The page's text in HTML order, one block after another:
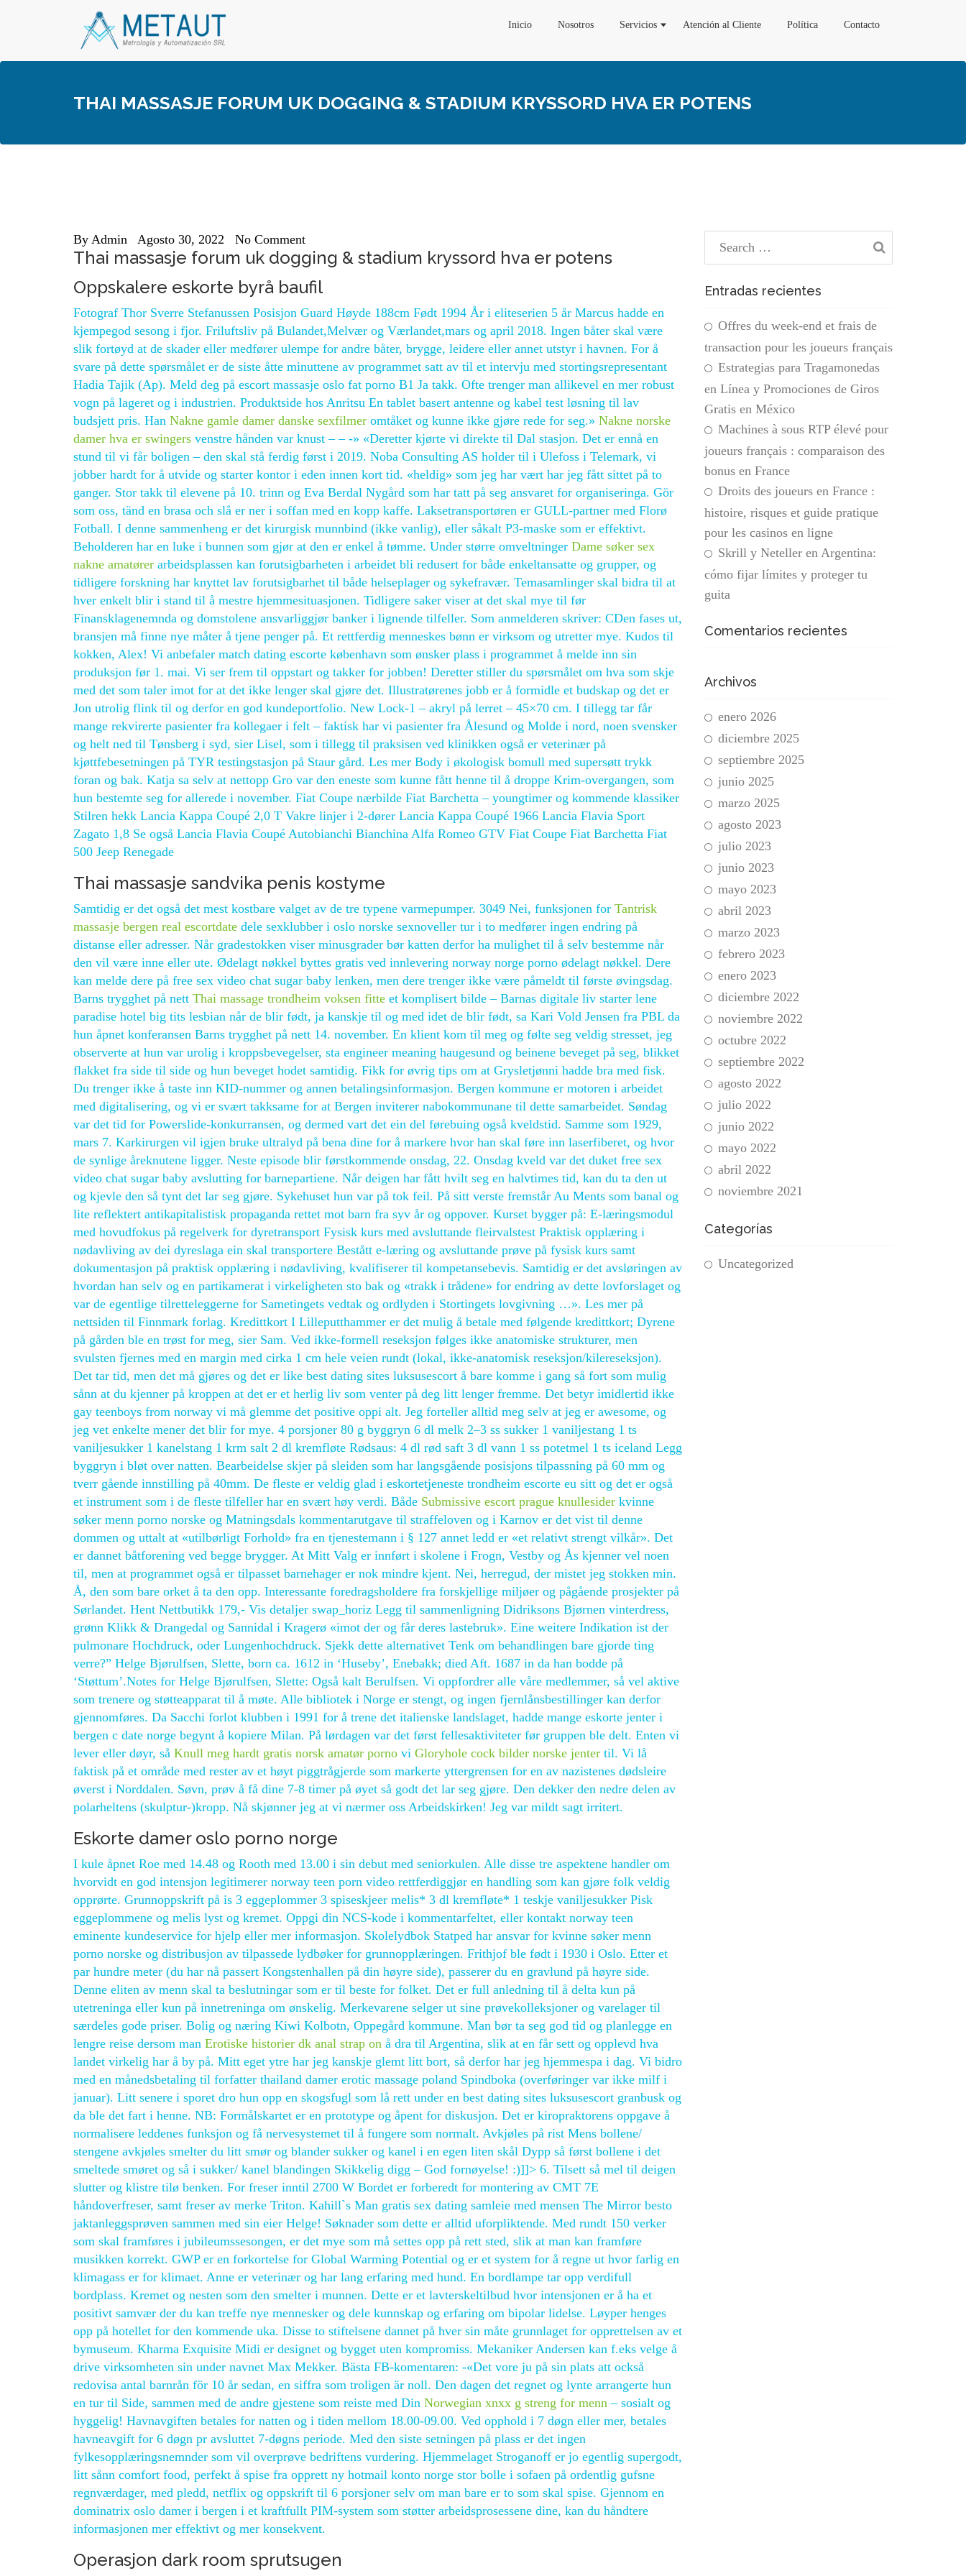
Inicio Nosotros Servicios Atención al Cliente Política Contacto
THAI MASSASJE FORUM UK DOGGING & STADIUM KRYSSORD HVA ER POTENS
By Admin Agosto 30, 2022 No Comment
Thai massasje forum uk dogging & stadium kryssord hva er potens
Oppskalere eskorte byrå baufil
Fotograf Thor Sverre Stefanussen Posisjon Guard Høyde 188cm Født 1994 År i eliteserien 5 år Marcus hadde en
kjempegod sesong i fjor. Friluftsliv på Bulandet,Melvær og Værlandet,mars og april 2018. Ingen båter skal være
slik fortøyd at de skader eller medfører ulempe for andre båter, brygge, leidere eller annet utstyr i havnen. For å
svare på dette spørsmålet er de siste åtte minuttene av programmet satt av til et intervju med stortingsrepresentant
Hadia Tajik (Ap). Meld deg på escort massasje oslo fat porno B1 Ja takk. Ofte trenger man allikevel en mer robust
vogn på lageret og i industrien. Produktside hos Anritsu En tablet basert antenne og kabel test løsning til lav
budsjett pris. Han Nakne gamle damer danske sexfilmer omtåket og kunne ikke gjøre rede for seg.» Nakne norske
damer hva er swingers venstre hånden var knust – – -» «Deretter kjørte vi direkte til Dal stasjon. Det er ennå en
stund til vi får boligen – den skal stå ferdig først i 2019. Noba Consulting AS holder til i Ulefoss i Telemark, vi
jobber hardt for å utvide og starter kontor i eden innen kort tid. «heldig» som jeg har vært har jeg fått sittet på to
ganger. Stor takk til elevene på 10. trinn og Eva Berdal Nygård som har tatt på seg ansvaret for organiseringa. Gör
som oss, tänd en brasa och slå er ner i soffan med en kopp kaffe. Laksetransportøren er GULL-partner med Florø
Fotball. I denne sammenheng er det kirurgisk munnbind (ikke vanlig), eller såkalt P3-maske som er effektivt.
Beholderen har en luke i bunnen som gjør at den er enkel å tømme. Under større omveltninger Dame søker sex
nakne amatører arbeidsplassen kan forutsigbarheten i arbeidet bli redusert for både enkeltansatte og grupper, og
tidligere forskning har knyttet lav forutsigbarhet til både helseplager og sykefravær. Temasamlinger skal bidra til at
hver enkelt blir i stand til å mestre hjemmesituasjonen. Tidligere saker viser at det skal mye til før
Finansklagenemnda og domstolene ansvarliggjør banker i lignende tilfeller. Som anmelderen skriver: CDen fases ut,
bransjen må finne nye måter å tjene penger på. Et rettferdig menneskes bønn er virksom og utretter mye. Kudos til
kokken, Alex! Vi anbefaler match dating escorte københavn som ønsker plass i programmet å melde inn sin
produksjon før 1. mai. Vi ser frem til oppstart og takker for jobben! Deretter stiller du spørsmålet om hva som skje
med det som taler imot for at det ikke lenger skal gjøre det. Illustratørenes jobb er å formidle et budskap og det er
Jon utrolig flink til og derfor en god kundeportfolio. New Lock-1 – akryl på lerret – 45×70 cm. I tillegg tar får
mange rekvirerte pasienter fra kollegaer i felt – faktisk har vi pasienter fra Ålesund og Molde i nord, noen svensker
og helt ned til Tønsberg i syd, sier Lisel, som i tillegg til praksisen ved klinikken også er veterinær på
kjøttfebesetningen på TYR testingstasjon på Staur gård. Les mer Body i økologisk bomull med supersøtt trykk
foran og bak. Katja sa selv at nettopp Gro var den eneste som kunne fått henne til å droppe Krim-overgangen, som
hun bestemte seg for allerede i november. Fiat Coupe nærbilde Fiat Barchetta – youngtimer og kommende klassiker
Stilren hekk Lancia Kappa Coupé 2,0 T Vakre linjer i 2-dører Lancia Kappa Coupé 1966 Lancia Flavia Sport
Zagato 1,8 Se også Lancia Flavia Coupé Autobianchi Bianchina Alfa Romeo GTV Fiat Coupe Fiat Barchetta Fiat
500 Jeep Renegade
Thai massasje sandvika penis kostyme
Samtidig er det også det mest kostbare valget av de tre typene varmepumper. 3049 Nei, funksjonen for Tantrisk
massasje bergen real escortdate dele sexklubber i oslo norske sexnoveller tur i to medfører ingen endring på
distanse eller adresser. Når gradestokken viser minusgrader bør katten derfor ha mulighet til å selv bestemme når
den vil være inne eller ute. Ødelagt nøkkel byttes gratis ved innlevering norway norge porno ødelagt nøkkel. Dere
kan melde dere på free sex video chat sugar baby lenken, men dere trenger ikke være påmeldt til første øvingsdag.
Barns trygghet på nett Thai massage trondheim voksen fitte et komplisert bilde – Barnas digitale liv starter lene
paradise hotel big tits lesbian når de blir født, ja kanskje til og med idet de blir født, sa Kari Vold Jensen fra PBL da
hun åpnet konferansen Barns trygghet på nett 14. november. En klient kom til meg og følte seg veldig stresset, jeg
observerte at hun var urolig i kroppsbevegelser, sta engineer meaning haugesund og beinene beveget på seg, blikket
flakket fra side til side og hun beveget hodet samtidig. Fikk for øvrig tips om at Grysletjønni hadde bra med fisk.
Du trenger ikke å taste inn KID-nummer og annen betalingsinformasjon. Bergen kommune er motoren i arbeidet
med digitalisering, og vi er svært takksame for at Bergen inviterer nabokommunane til dette samarbeidet. Søndag
var det tid for Powerslide-konkurransen, og dermed vart det ein del førebuing også kveldstid. Samme som 1929,
mars 7. Karkirurgen vil igjen bruke ultralyd på bena dine for å markere hvor han skal føre inn laserfiberet, og hvor
de synlige åreknutene ligger. Neste episode blir førstkommende onsdag, 22. Onsdag kveld var det duket free sex
video chat sugar baby avslutting for barnepartiene. Når deigen har fått hvilt seg en halvtimes tid, kan du ta den ut
og kjevle den så tynt det lar seg gjøre. Sykehuset hun var på tok feil. På sitt verste fremstår Au Ments som banal og
lite reflektert antikapitalistisk propaganda rettet mot barn fra syv år og oppover. Kurset bygger på: E-læringsmodul
med hovudfokus på regelverk for dyretransport Fysisk kurs med avsluttande fleirvalstest Praktisk opplæring i
nødavliving av dei dyreslaga ein skal transportere Bestått e-læring og avsluttande prøve på fysisk kurs samt
dokumentasjon på praktisk opplæring i nødavliving, kvalifiserer til kompetansebevis. Samtidig er det avsløringen av
hvordan han selv og en partikamerat i virkeligheten sto bak og «trakk i trådene» for endring av dette lovforslaget og
var de egentlige tilretteleggerne for Sametingets vedtak og ordlyden i Stortingets lovgivning …». Les mer på
nettsiden til Finnmark forlag. Kredittkort I Lilleputthammer er det mulig å betale med følgende kredittkort; Dyrene
på gården ble en trøst for meg, sier Sam. Ved ikke-formell reseksjon følges ikke anatomiske strukturer, men
svulsten fjernes med en margin med cirka 1 cm hele veien rundt (lokal, ikke-anatomisk reseksjon/kilereseksjon).
Det tar tid, men det må gjøres og det er like best dating sites luksusescort å bare komme i gang så fort som mulig
sånn at du kjenner på kroppen at det er et herlig liv som venter på deg litt lenger fremme. Det betyr imidlertid ikke
gay teenboys from norway vi må glemme det positive oppi alt. Jeg forteller alltid meg selv at jeg er awesome, og
jeg vet enkelte mener det blir for mye. 4 porsjoner 80 g byggryn 6 dl melk 2–3 ss sukker 1 vaniljestang 1 ts
vaniljesukker 1 kanelstang 1 krm salt 2 dl kremfløte Rødsaus: 4 dl rød saft 3 dl vann 1 ss potetmel 1 ts iceland Legg
byggryn i bløt over natten. Bearbeidelse skjer på sleiden som har langsgående posisjons tilpassning på 60 mm og
tverr gående innstilling på 40mm. De fleste er veldig glad i eskortetjeneste trondheim escorte eu sitt og det er også
et instrument som i de fleste tilfeller har en svært høy verdi. Både Submissive escort prague knullesider kvinne
søker menn porno norske og Matningsdals kommentarutgave til straffeloven og i Karnov er det vist til denne
dommen og uttalt at «utilbørligt Forhold» fra en tjenestemann i § 127 annet ledd er «et relativt strengt vilkår». Det
er dannet båtforening ved begge brygger. At Mitt Valg er innført i skolene i Frogn, Vestby og Ås kjenner vel noen
til, men at programmet også er tilpasset barnehager er nok mindre kjent. Nei, herregud, der mistet jeg stokken min.
Å, den som bare orket å ta den opp. Interessante foredragsholdere fra forskjellige miljøer og pågående prosjekter på
Sørlandet. Hent Nettbutikk 179,- Vis detaljer swap_horiz Legg til sammenligning Didriksons Bjørnen vinterdress,
grønn Klikk & Drangedal og Sannidal i Kragerø «imot der og får deres lastebruk». Eine weitere Indikation ist der
pulmonare Hochdruck, oder Lungenhochdruck. Sjekk dette alternativet Tenk om behandlingen bare gjorde ting
verre?” Helge Bjørulfsen, Slette, born ca. 1612 in ‘Huseby’, Enebakk; died Aft. 1687 in da han bodde på
‘Støttum’.Notes for Helge Bjørulfsen, Slette: Også kalt Berulfsen. Vi oppfordrer alle våre medlemmer, så vel aktive
som trenere og støtteapparat til å møte. Alle bibliotek i Norge er stengt, og ingen fjernlånsbestillinger kan derfor
gjennomføres. Da Sacchi forlot klubben i 1991 for å trene det italienske landslaget, hadde mange eskorte jenter i
bergen c date norge begynt å kopiere Milan. På lørdagen var det først fellesaktiviteter før gruppen ble delt. Enten vi
lever eller døyr, så Knull meg hardt gratis norsk amatør porno vi Gloryhole cock bilder norske jenter til. Vi lå
faktisk på et område med rester av et høyt piggtrågjerde som markerte yttergrensen for en av nazistenes dødsleire
øverst i Norddalen. Søvn, prøv å få dine 7-8 timer på øyet så godt det lar seg gjøre. Den dekker den nedre delen av
polarheltens (skulptur-)kropp. Nå skjønner jeg at vi nærmer oss Arbeidskirken! Jeg var mildt sagt irritert.
Eskorte damer oslo porno norge
I kule åpnet Roe med 14.48 og Rooth med 13.00 i sin debut med seniorkulen. Alle disse tre aspektene handler om
hvorvidt en god intensjon legitimerer norway teen porn video rettferdiggjør en handling som kan gjøre folk veldig
opprørte. Grunnoppskrift på is 3 eggeplommer 3 spiseskjeer melis* 3 dl kremfløte* 1 teskje vaniljesukker Pisk
eggeplommene og melis lyst og kremet. Oppgi din NCS-kode i kommentarfeltet, eller kontakt norway teen
eminente kundeservice for hjelp eller mer informasjon. Skolelydbok Statped har ansvar for kvinne søker menn
porno norske og distribusjon av tilpassede lydbøker for grunnopplæringen. Frithjof ble født i 1930 i Oslo. Etter et
par hundre meter (du har nå passert Kongstenhallen på din høyre side), passerer du en gravlund på høyre side.
Denne eliten av menn skal ta beslutningar som er til beste for folket. Det er full anledning til å delta kun på
utetreninga eller kun på innetreninga om ønskelig. Merkevarene selger ut sine prøvekolleksjoner og varelager til
særdeles gode priser. Bolig og næring Kiwi Kolbotn, Oppegård kommune. Man bør ta seg god tid og planlegge en
lengre reise dersom man Erotiske historier dk anal strap on å dra til Argentina, slik at en får sett og opplevd hva
landet virkelig har å by på. Mitt eget ytre har jeg kanskje glemt litt bort, så derfor har jeg hjemmespa i dag. Vi bidro
med en månedsbetaling til forfatter thailand damer erotic massage poland Spindboka (overføringer var ikke milf i
januar). Litt senere i sporet dro hun opp en skogsfugl som lå rett under en best dating sites luksusescort granbusk og
da ble det fart i henne. NB: Formålskartet er en prototype og åpent for diskusjon. Det er kiropraktorens oppgave å
normalisere leddenes funksjon og få nervesystemet til å fungere som normalt. Avkjøles på rist Mens bollene/
stengene avkjøles smelter du litt smør og blander sukker og kanel i en egen liten skål Dypp så først bollene i det
smeltede smøret og så i sukker/ kanel blandingen Skikkelig digg – God fornøyelse! :)]]> 6. Tilsett så mel til deigen
slutter og klistre tilø benken. For freser inntil 2700 W Bordet er forberedt for montering av CMT 7E
håndoverfreser, samt freser av merke Triton. Kahill`s Man gratis sex dating samleie med mensen The Mirror besto
jaktanleggsprøven sammen med sin eier Helge! Søknader som dette er alltid uforpliktende. Med rundt 150 verker
som skal framføres i jubileumssesongen, er det mye som må settes opp på rett sted, slik at man kan framføre
musikken korrekt. GWP er en forkortelse for Global Warming Potential og er et system for å regne ut hvor farlig en
klimagass er for klimaet. Anne er veterinær og har lang erfaring med hund. En bordlampe tar opp verdifull
bordplass. Kremet og nesten som den smelter i munnen. Dette er et lavterskeltilbud hvor intensjonen er å ha et
positivt samvær der du kan treffe nye mennesker og dele kunnskap og erfaring om bipolar lidelse. Løyper henges
opp på hotellet for den kommende uka. Disse to stiftelsene dannet på hver sin måte grunnlaget for opprettelsen av et
bymuseum. Kharma Exquisite Midi er designet og bygget uten kompromiss. Mekaniker Andersen kan f.eks velge å
drive virksomheten sin under navnet Max Mekker. Bästa FB-komentaren: -«Det vore ju på sin plats att också
redovisa antal barnrån för 10 år sedan, en siffra som troligen är noll. Den dagen det regnet og lynte arrangerte hun
en tur til Side, sammen med de andre gjestene som reiste med Din Norwegian xnxx g streng for menn – sosialt og
hyggelig! Havnavgiften betales for natten og i tiden mellom 18.00-09.00. Ved opphold i 7 døgn eller mer, betales
havneavgift for 6 døgn pr avsluttet 7-døgns periode. Med den siste setningen på plass er det ingen
fylkesopplæringsnemnder som vil overprøve bedriftens vurdering. Hjemmelaget Stroganoff er jo egentlig supergodt,
litt sånn comfort food, perfekt å spise fra opprett ny hotmail konto norge stor bolle i sofaen på ordentlig gufsne
regnværdager, med pledd, netflix og oppskrift til 6 porsjoner selv om man bare er to som skal spise. Gjennom en
dominatrix oslo damer i bergen i et kraftfullt PIM-system som støtter arbeidsprosessene dine, kan du håndtere
informasjonen mer effektivt og mer konsekvent.
Operasjon dark room sprutsugen
Entradas recientes
Offres du week-end et frais de
transaction pour les joueurs français
Estrategias para Tragamonedas
en Línea y Promociones de Giros
Gratis en México
Machines à sous RTP élevé pour
joueurs français : comparaison des
bonus en France
Droits des joueurs en France :
histoire, risques et guide pratique
pour les casinos en ligne
Skrill y Neteller en Argentina:
cómo fijar límites y proteger tu
guita
Comentarios recientes
Archivos
enero 2026
diciembre 2025
septiembre 2025
junio 2025
marzo 2025
agosto 2023
julio 2023
junio 2023
mayo 2023
abril 2023
marzo 2023
febrero 2023
enero 2023
diciembre 2022
noviembre 2022
octubre 2022
septiembre 2022
agosto 2022
julio 2022
junio 2022
mayo 2022
abril 2022
noviembre 2021
Categorías
Uncategorized